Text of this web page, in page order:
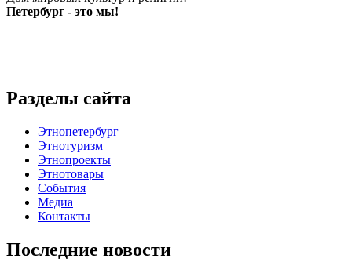
Петербург - это мы!
Разделы сайта
Этнопетербург
Этнотуризм
Этнопроекты
Этнотовары
События
Медиа
Контакты
Последние новости